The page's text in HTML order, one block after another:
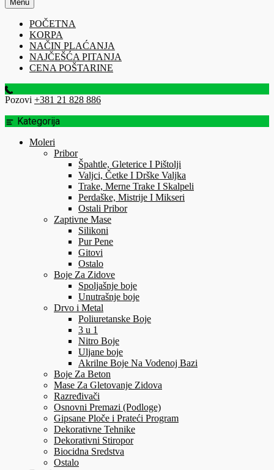
Menu
POČETNA
KORPA
NAČIN PLAĆANJA
NAJČEŠĆA PITANJA
CENA POŠTARINE
Pozovi +381 21 828 886
Kategorija
Moleri
Pribor
Špahtle, Gleterice I Pištolji
Valjci, Četke I Drške Valjka
Trake, Merne Trake I Skalpeli
Perdaške, Mistrije I Mikseri
Ostali Pribor
Zaptivne Mase
Silikoni
Pur Pene
Gitovi
Ostalo
Boje Za Zidove
Spoljašnje boje
Unutrašnje boje
Drvo i Metal
Poliuretanske Boje
3 u 1
Nitro Boje
Uljane boje
Akrilne Boje Na Vodenoj Bazi
Boje Za Beton
Mase Za Gletovanje Zidova
Razređivači
Osnovni Premazi (Podloge)
Gipsane Ploče i Prateći Program
Dekorativne Tehnike
Dekorativni Stiropor
Biocidna Sredstva
Ostalo